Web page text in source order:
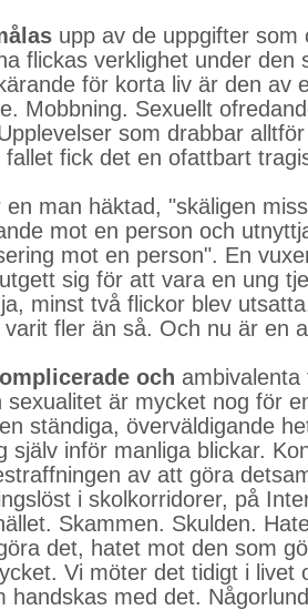
upp av de uppgifter som
flickas verklighet under den
för korta liv är den av
Mobbning. Sexuellt
som drabbar
fick det en ofattbart
man häktad, "skäligen
mot en person och
mot en person". En
sig för att vara en ung
minst två flickor blev
fler än så. Och nu är en
och
sexualitet är mycket nog för
ständiga, överväldigande
själv inför manliga blickar.
av att göra
i skolkorridorer, på
Skammen. Skulden.
det, hatet mot den som
Vi möter det tidigt i livet
handskas med det.